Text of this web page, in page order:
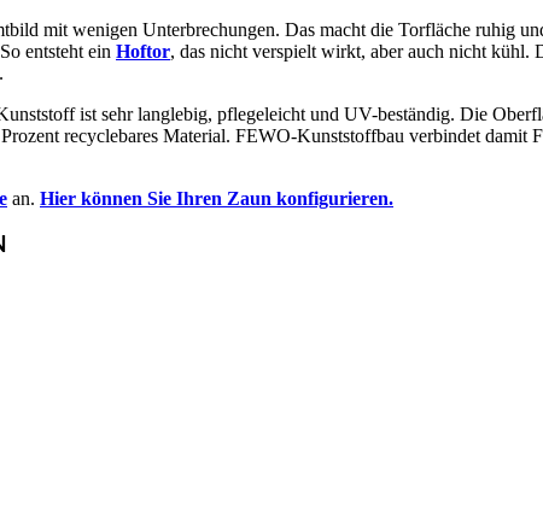
mit wenigen Unterbrechungen. Das macht die Torfläche ruhig
entsteht ein Hoftor, das nicht verspielt wirkt, aber auch nicht kühl.
ist sehr langlebig, pflegeleicht und UV-beständig. Die
recyclebares Material. FEWO-Kunststoffbau verbindet damit
an. Hier können Sie Ihren Zaun konfigurieren.